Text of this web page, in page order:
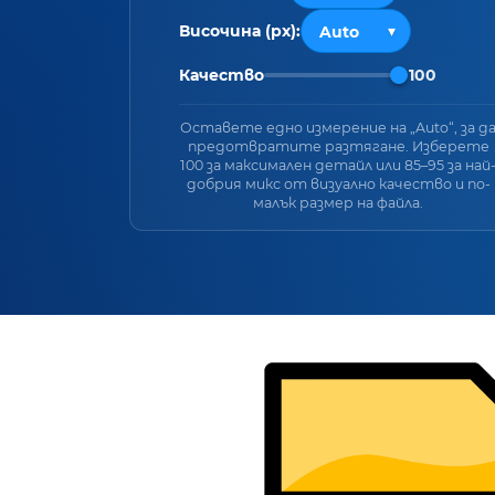
Височина (px):
Качество 100
Оставете едно измерение на „Auto“, за да
предотвратите разтягане. Изберете
100 за максимален детайл или 85–95 за най-
добрия микс от визуално качество и по-
малък размер на файла.